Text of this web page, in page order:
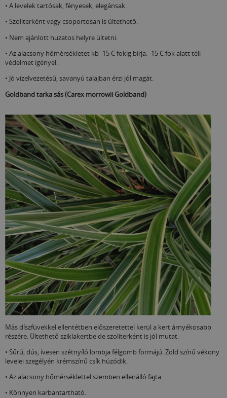
• A levelek tartósak, fényesek, elegánsak.
• Szoliterként vagy csoportosan is ültethető.
• Nem ajánlott huzatos helyre ültetni.
• Az alacsony hőmérsékletet kb -15 C fokig bírja. -15 C fok alatt téli
védelmet igényel.
• Jó vízelvezetésű, savanyú talajban érzi jól magát.
Goldband tarka sás (Carex morrowii Goldband)
Más díszfüvekkel ellentétben előszeretettel kerül a kert árnyékosabb
részére. Ültethető sziklakertbe de szoliterként is jól mutat.
• Sűrű, dús, ívesen szétnyíló lombja félgömb formájú. Zöld színű vékony
levelei szegélyén krémszínű csík húzódik.
• Az alacsony hőmérséklettel szemben ellenálló fajta.
• Könnyen karbantartható.